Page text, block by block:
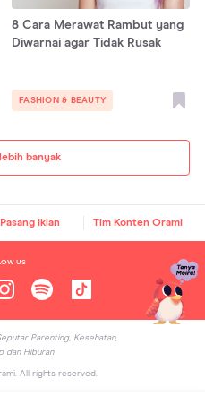
banyak
8 Cara Merawat Rambut yang
Diwarnai agar Tidak Rusak
FASHION & BEAUTY
Pasang iklan Tim Konten Orami
US
Parenting, Kesehatan,
dan Hiburan
All rights reserved.